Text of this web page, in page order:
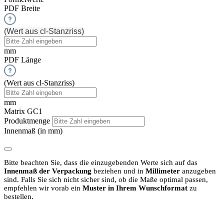
PDF Breite
(Wert aus cl-Stanzriss)
mm
PDF Länge
(Wert aus cl-Stanzriss)
mm
Matrix GC1
Produktmenge
Innenmaß (in mm)
Bitte beachten Sie, dass die einzugebenden Werte sich auf das
Innenmaß der Verpackung beziehen und in Millimeter anzugeben
sind. Falls Sie sich nicht sicher sind, ob die Maße optimal passen,
empfehlen wir vorab ein Muster in Ihrem Wunschformat zu
bestellen.